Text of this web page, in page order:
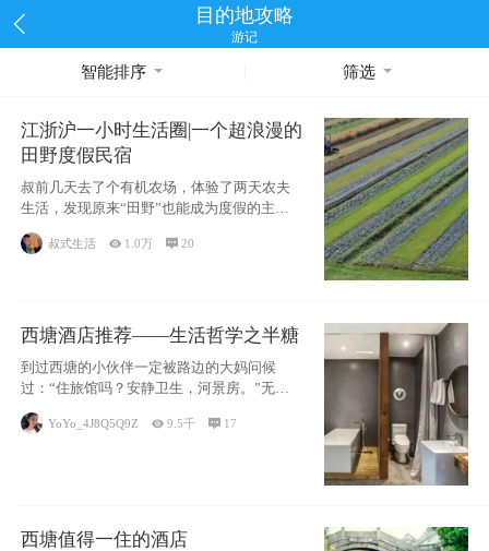
目的地攻略
游记
智能排序 筛选
江浙沪一小时生活圈|一个超浪漫的
田野度假民宿
叔前几天去了个有机农场，体验了两天农夫
生活，发现原来“田野”也能成为度假的主旋
律。江
叔式生活  1.0万 20
西塘酒店推荐——生活哲学之半糖
到过西塘的小伙伴一定被路边的大妈问候
过：“住旅馆吗？安静卫生，河景房。”无意
YoYo_4J8Q5Q9Z 9.5千  17
西塘值得一住的酒店